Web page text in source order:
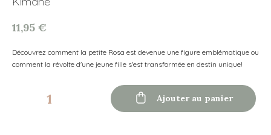
11,95 €
Découvrez comment la petite Rosa est devenue une figure emblématique ou
comment la révolte d'une jeune fille s'est transformée en destin unique!
 Ajouter au panier